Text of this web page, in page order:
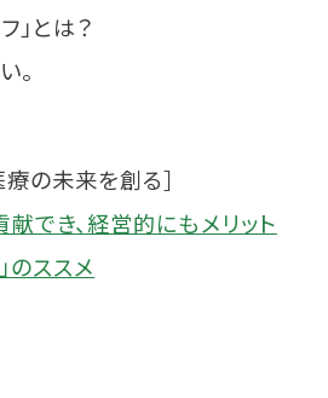
」とは？
。
療の未来を創る］
でき、経営的にもメリット
のススメ